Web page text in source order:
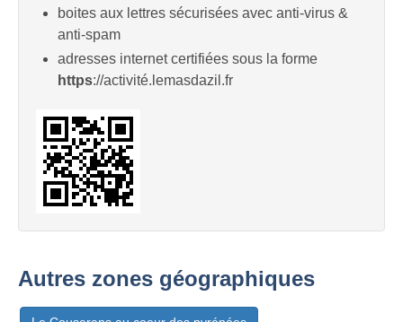
boites aux lettres sécurisées avec anti-virus &
anti-spam
adresses internet certifiées sous la forme
https://activité.lemasdazil.fr
Autres zones géographiques